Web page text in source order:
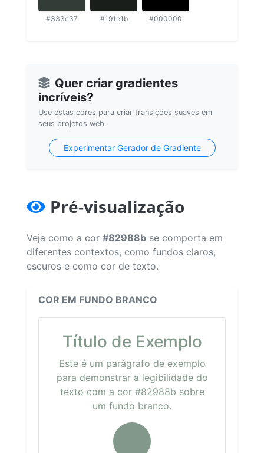
#333c37 #191e1b #000000
Quer criar gradientes
incríveis?
Use estas cores para criar transições suaves em
seus projetos web.
Experimentar Gerador de Gradiente
Pré-visualização
Veja como a cor #82988b se comporta em
diferentes contextos, como fundos claros,
escuros e como cor de texto.
COR EM FUNDO BRANCO
Título de Exemplo
Este é um parágrafo de exemplo
para demonstrar a legibilidade do
texto com a cor #82988b sobre
um fundo branco.